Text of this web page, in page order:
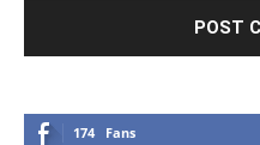
174 Fans